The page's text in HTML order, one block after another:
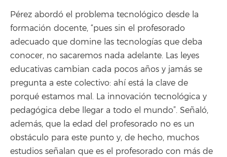
Pérez abordó el problema tecnológico desde la
formación docente, “pues sin el profesorado
adecuado que domine las tecnologías que deba
conocer, no sacaremos nada adelante. Las leyes
educativas cambian cada pocos años y jamás se
pregunta a este colectivo: ahí está la clave de
porqué estamos mal. La innovación tecnológica y
pedagógica debe llegar a todo el mundo”. Señaló,
además, que la edad del profesorado no es un
obstáculo para este punto y, de hecho, muchos
estudios señalan que es el profesorado con más de